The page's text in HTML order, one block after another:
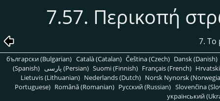
7.57. Περικοπή
7. Το
български (Bulgarian) Català (Catalan) Čeština (Czech) Dansk (Danish)
(Spanish)
پارسی (Persian) Suomi (Finnish) Français (French)
Lietuvis (Lithuanian) Nederlands (Dutch) Norsk Nynorsk
Portuguese) Română (Romanian) Pусский (Russian) Slovenčina
український